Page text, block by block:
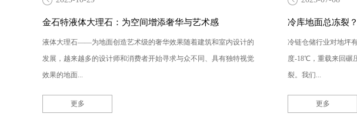
金石特液体大理石：为空间增添奢华与艺术感
液体大理石——为地面创造艺术级的奢华效果随着建筑和室内设计的
发展，越来越多的设计师和消费者开始寻求与众不同、具有独特视觉
效果的地面...
更多
冷库地面总冻裂
冷链仓储行业对地坪
度-18℃，重载来回碾
裂。我们...
更多